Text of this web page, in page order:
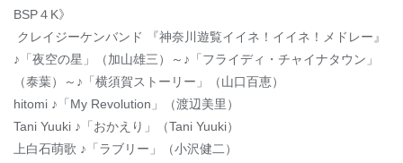
BSP４K》
クレイジーケンバンド 『神奈川遊覧イイネ！イイネ！メドレー』
♪「夜空の星」（加山雄三）～♪「フライディ・チャイナタウン」
（泰葉）～♪「横須賀ストーリー」（山口百恵）
hitomi ♪「My Revolution」（渡辺美里）
Tani Yuuki ♪「おかえり」（Tani Yuuki）
上白石萌歌 ♪「ラブリー」（小沢健二）